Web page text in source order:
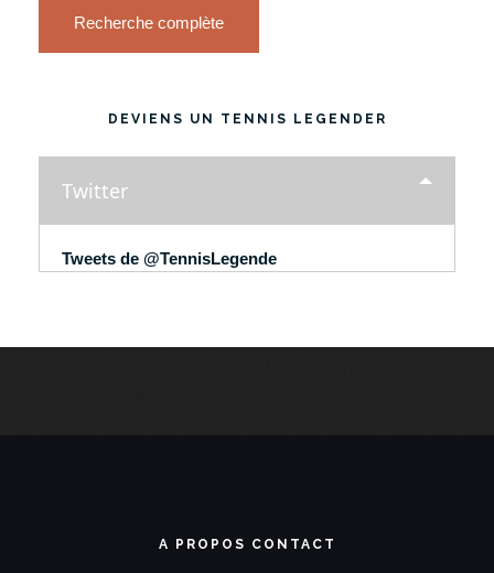
Recherche complète
DEVIENS UN TENNIS LEGENDER
Twitter
Tweets de @TennisLegende
A PROPOS CONTACT